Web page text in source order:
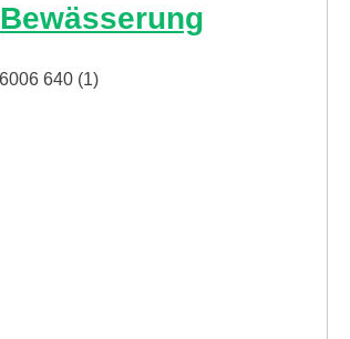
Bewässerung